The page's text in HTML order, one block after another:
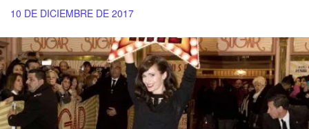
10 DE DICIEMBRE DE 2017